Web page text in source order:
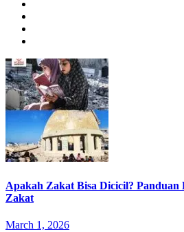
Apakah Zakat Bisa Dicicil? Panduan
Zakat
March 1, 2026